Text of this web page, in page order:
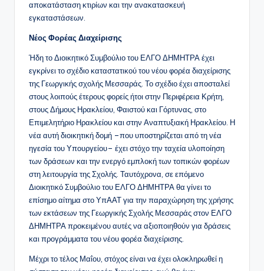
αποκατάσταση κτιρίων και την ανακατασκευή
εγκαταστάσεων.
Νέος Φορέας Διαχείρισης
Ήδη το Διοικητικό Συμβούλιο του ΕΛΓΟ ΔΗΜΗΤΡΑ έχει
εγκρίνει το σχέδιο καταστατικού του νέου φορέα διαχείρισης
της Γεωργικής σχολής Μεσσαράς. Το σχέδιο έχει αποσταλεί
στους λοιπούς έτερους φορείς ήτοι στην Περιφέρεια Κρήτη,
στους Δήμους Ηρακλείου, Φαιστού και Γόρτυνας, στο
Επιμελητήριο Ηρακλείου και στην Αναπτυξιακή Ηρακλείου. Η
νέα αυτή διοικητική δομή –που υποστηρίζεται από τη νέα
ηγεσία του Υπουργείου– έχει στόχο την ταχεία υλοποίηση
των δράσεων και την ενεργό εμπλοκή των τοπικών φορέων
στη λειτουργία της Σχολής. Ταυτόχρονα, σε επόμενο
Διοικητικό Συμβούλιο του ΕΛΓΟ ΔΗΜΗΤΡΑ θα γίνει το
επίσημο αίτημα στο ΥπΑΑΤ για την παραχώρηση της χρήσης
των εκτάσεων της Γεωργικής Σχολής Μεσσαράς στον ΕΛΓΟ
ΔΗΜΗΤΡΑ προκειμένου αυτές να αξιοποιηθούν για δράσεις
και προγράμματα του νέου φορέα διαχείρισης.
Μέχρι το τέλος Μαΐου, στόχος είναι να έχει ολοκληρωθεί η